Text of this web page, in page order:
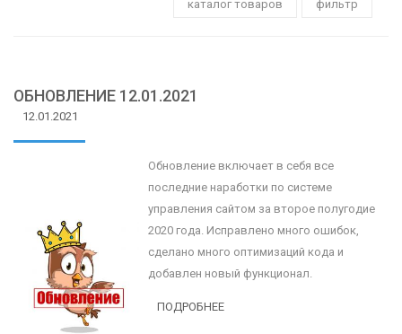
каталог товаров фильтр
ОБНОВЛЕНИЕ 12.01.2021
12.01.2021
Обновление включает в себя все
последние наработки по системе
управления сайтом за второе полугодие
2020 года. Исправлено много ошибок,
сделано много оптимизаций кода и
добавлен новый функционал.
ПОДРОБНЕЕ